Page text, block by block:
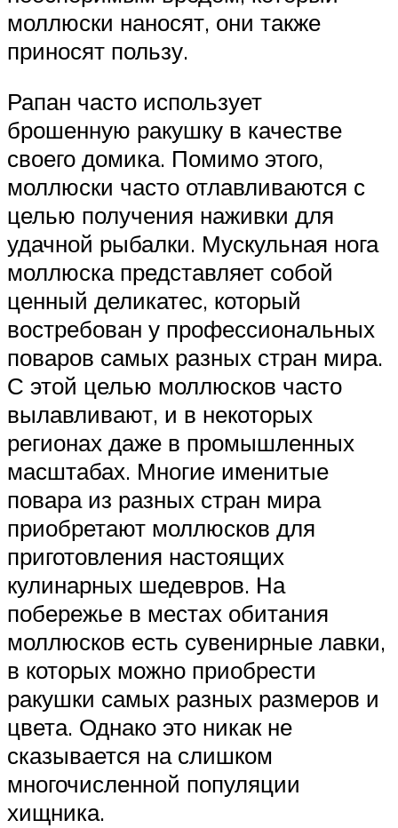
моллюски наносят, они также
приносят пользу.
Рапан часто использует
брошенную ракушку в качестве
своего домика. Помимо этого,
моллюски часто отлавливаются с
целью получения наживки для
удачной рыбалки. Мускульная нога
моллюска представляет собой
ценный деликатес, который
востребован у профессиональных
поваров самых разных стран мира.
С этой целью моллюсков часто
вылавливают, и в некоторых
регионах даже в промышленных
масштабах. Многие именитые
повара из разных стран мира
приобретают моллюсков для
приготовления настоящих
кулинарных шедевров. На
побережье в местах обитания
моллюсков есть сувенирные лавки,
в которых можно приобрести
ракушки самых разных размеров и
цвета. Однако это никак не
сказывается на слишком
многочисленной популяции
хищника.